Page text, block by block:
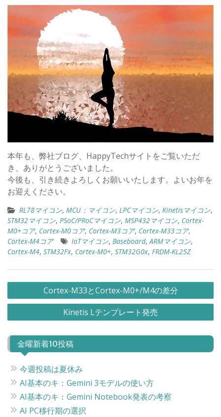
本年も、弊社ブログ、HappyTechサイトをご覧いただ
き、ありがとうございました。
今後も、引き続きよろしくお願いいたします。よいお年を
お迎えください。
RL78マイコン, MCU：マイコン, LPCマイコン, Kinetisマイコン,
STM32マイコン, PSoC/PRoCマイコン, MSP432マイコン, Cortex-
M0+コア, Cortex-M0コア, Cortex-M3コア, Cortex-M33コア,
Cortex-M4コア
IoTマイコン, Baseboard,ARMマイコン,
Cortex-M4, STM32Fx, Cortex-M0+, STM32G0x, FRDM-KL25Z
稿
ナ
ビ
ゲ
ー
シ
ョ
ン
Cortex-M33とCortex-M0+/M4の差分
Kinetis Lテンプレート発売
金曜新着10投稿
今週投稿は夏休み
AI基本のキ：Gemini 3モデルの使い方
AI基本のキ：Gemini Notebook発表の考察
AI PC移行期の選択